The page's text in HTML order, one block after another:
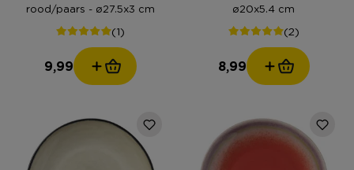
rood/paars - ø27.5x3 cm
(1)
9,99
ø20x5.4 cm
(2)
8,99